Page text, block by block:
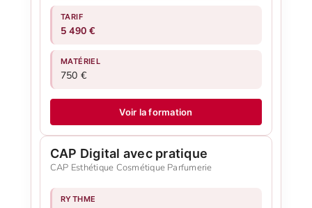
TARIF
5 490 €
MATÉRIEL
750 €
Voir la formation
CAP Digital avec pratique
CAP Esthétique Cosmétique Parfumerie
RYTHME